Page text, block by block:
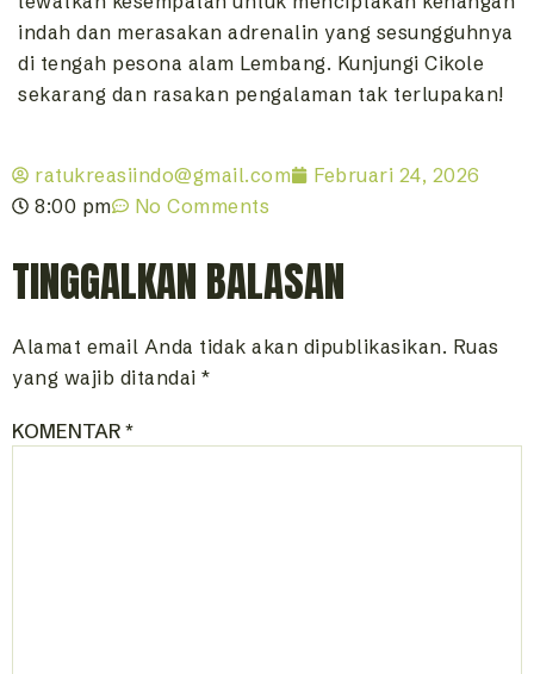
indah dan merasakan adrenalin yang sesungguhnya
di tengah pesona alam Lembang. Kunjungi Cikole
sekarang dan rasakan pengalaman tak terlupakan!
ratukreasiindo@gmail.com
Februari 24, 2026
8:00 pm
No Comments
TINGGALKAN BALASAN
Alamat email Anda tidak akan dipublikasikan. Ruas
yang wajib ditandai *
KOMENTAR*